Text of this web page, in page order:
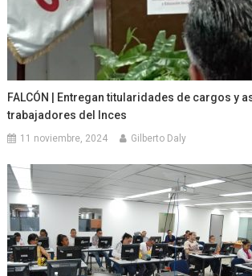
FALCÓN | Entregan titularidades de cargos y
trabajadores del Inces
11 noviembre, 2024 Gilberto Daly